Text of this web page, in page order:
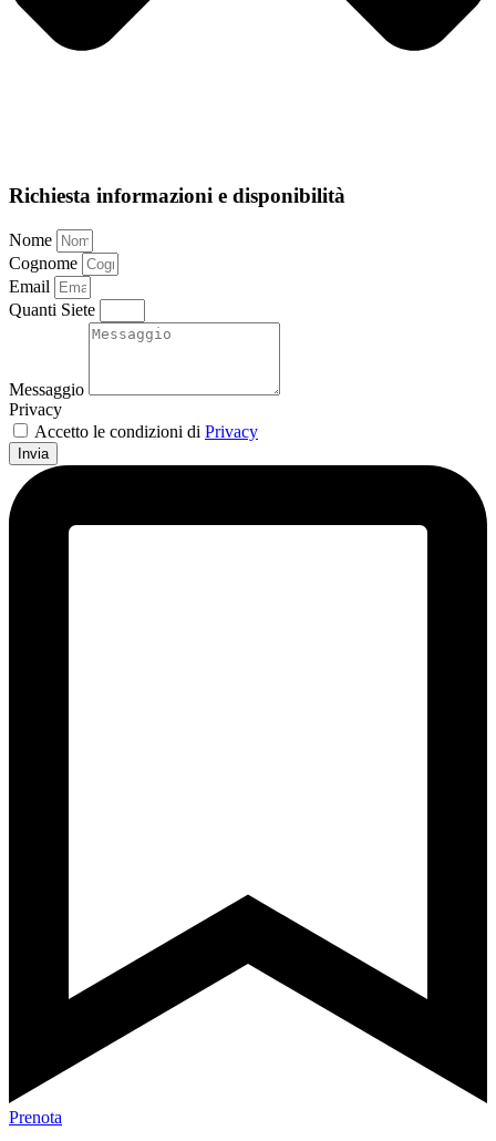
Richiesta informazioni e disponibilità
Nome
Cognome
Email
Quanti Siete
Messaggio
Privacy
Accetto le condizioni di Privacy
Invia
Prenota